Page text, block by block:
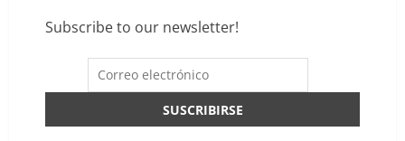
la
banda
de
metalcore
humor
Subscribe to our newsletter!